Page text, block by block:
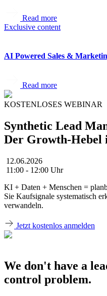
Read more
Exclusive content
AI Powered Sales &
Read more
KOSTENLOSES WEBINAR
Synthetic Lead
Der Growth-Hebel
12.06.2026
11:00 - 12:00 Uhr
KI + Daten + Menschen =
Sie Kaufsignale systematisch
verwandeln.
Jetzt kostenlos anmelden
We don't have a
control problem.